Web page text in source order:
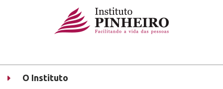
O Instituto